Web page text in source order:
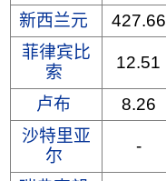
新西兰元
427.66
菲律宾比
索
12.51
卢布 8.26
沙特里亚
尔
-